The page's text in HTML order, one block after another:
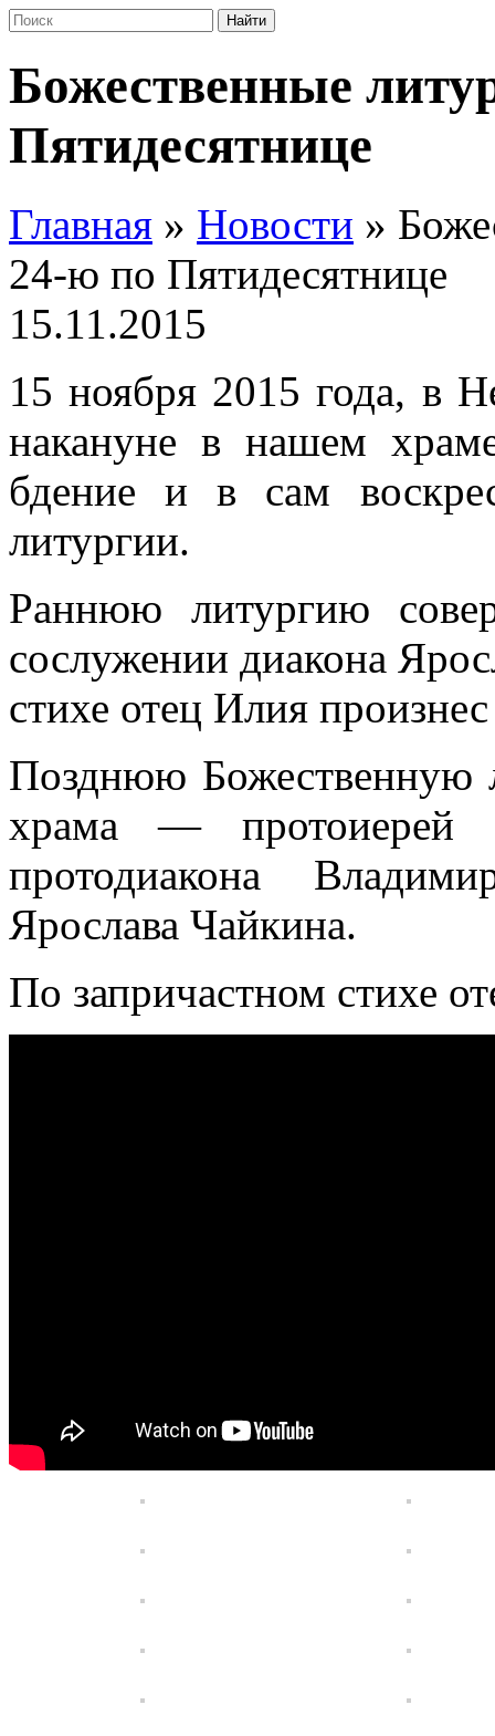
Божественные
Пятидесятнице
Главная » Новости »
24-ю по Пятидесятнице
15.11.2015
15 ноября 2015 года, в
накануне в нашем
бдение и в сам
литургии.
Раннюю литургию
сослужении диакона
стихе отец Илия
Позднюю Божественную
храма — протоиерей
протодиакона
Ярослава Чайкина.
По запричастном стихе